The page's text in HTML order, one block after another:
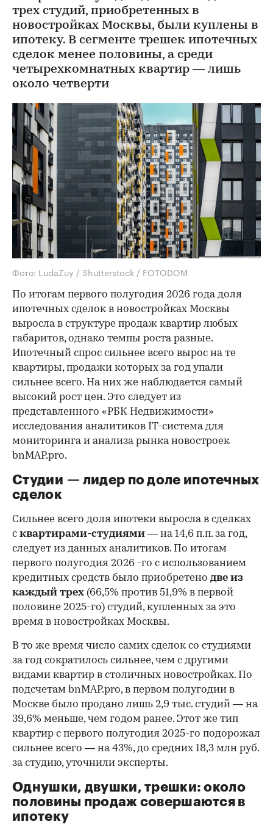
трех студий, приобретенных в
новостройках Москвы, были куплены в
ипотеку. В сегменте трешек ипотечных
сделок менее половины, а среди
четырехкомнатных квартир — лишь
около четверти
Фото: LudaZuy / Shutterstock / FOTODOM
По итогам первого полугодия 2026 года доля
ипотечных сделок в новостройках Москвы
выросла в структуре продаж квартир любых
габаритов, однако темпы роста разные.
Ипотечный спрос сильнее всего вырос на те
квартиры, продажи которых за год упали
сильнее всего. На них же наблюдается самый
высокий рост цен. Это следует из
представленного «РБК Недвижимости»
исследования аналитиков IT-система для
мониторинга и анализа рынка новостроек
bnMAP.pro.
Студии — лидер по доле ипотечных
сделок
Сильнее всего доля ипотеки выросла в сделках
с квартирами-студиями — на 14,6 п.п. за год,
следует из данных аналитиков. По итогам
первого полугодия 2026 -го с использованием
кредитных средств было приобретено две из
каждый трех (66,5% против 51,9% в первой
половине 2025-го) студий, купленных за это
время в новостройках Москвы.
00:00 / 00:00
В то же время число самих сделок со студиями
за год сократилось сильнее, чем с другими
видами квартир в столичных новостройках. По
подсчетам bnMAP.pro, в первом полугодии в
Москве было продано лишь 2,9 тыс. студий — на
39,6% меньше, чем годом ранее. Этот же тип
квартир с первого полугодия 2025-го подорожал
сильнее всего — на 43%, до средних 18,3 млн руб.
за студию, уточнили эксперты.
Однушки, двушки, трешки: около
половины продаж совершаются в
ипотеку